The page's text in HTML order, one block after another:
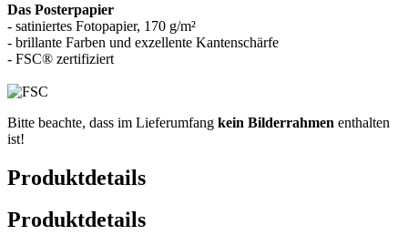
Das Posterpapier
- satiniertes Fotopapier, 170 g/m²
- brillante Farben und exzellente Kantenschärfe
- FSC® zertifiziert
Bitte beachte, dass im Lieferumfang kein Bilderrahmen enthalten
ist!
Produktdetails
Produktdetails